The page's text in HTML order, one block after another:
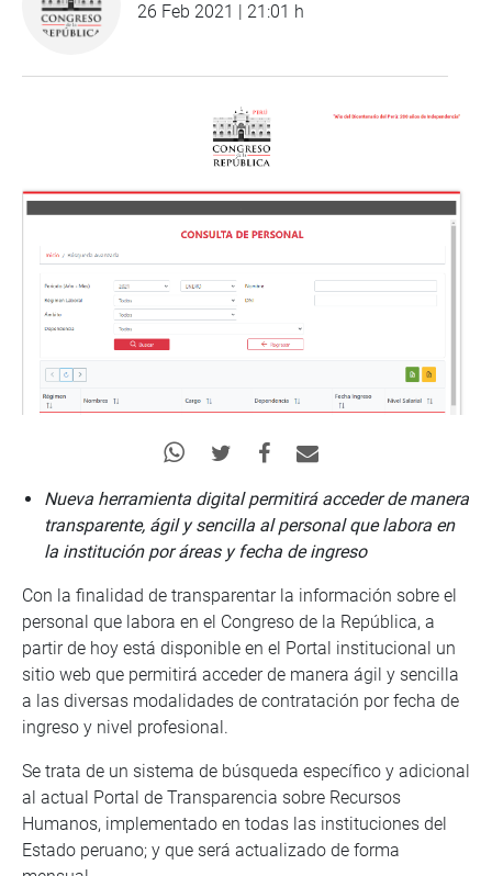
26 Feb 2021 | 21:01 h
Nueva herramienta digital permitirá acceder de manera
transparente, ágil y sencilla al personal que labora en
la institución por áreas y fecha de ingreso
Con la finalidad de transparentar la información sobre el
personal que labora en el Congreso de la República, a
partir de hoy está disponible en el Portal institucional un
sitio web que permitirá acceder de manera ágil y sencilla
a las diversas modalidades de contratación por fecha de
ingreso y nivel profesional.
Se trata de un sistema de búsqueda específico y adicional
al actual Portal de Transparencia sobre Recursos
Humanos, implementado en todas las instituciones del
Estado peruano; y que será actualizado de forma